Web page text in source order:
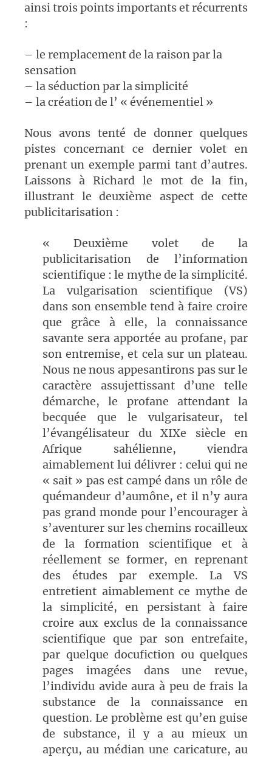
ainsi trois points importants et récurrents
:
– le remplacement de la raison par la
sensation
– la séduction par la simplicité
– la création de l’ « événementiel »
Nous avons tenté de donner quelques
pistes concernant ce dernier volet en
prenant un exemple parmi tant d’autres.
Laissons à Richard le mot de la fin,
illustrant le deuxième aspect de cette
publicitarisation :
« Deuxième volet de la
publicitarisation de l’information
scientifique : le mythe de la simplicité.
La vulgarisation scientifique (VS)
dans son ensemble tend à faire croire
que grâce à elle, la connaissance
savante sera apportée au profane, par
son entremise, et cela sur un plateau.
Nous ne nous appesantirons pas sur le
caractère assujettissant d’une telle
démarche, le profane attendant la
becquée que le vulgarisateur, tel
l’évangélisateur du XIXe siècle en
Afrique sahélienne, viendra
aimablement lui délivrer : celui qui ne
« sait » pas est campé dans un rôle de
quémandeur d’aumône, et il n’y aura
pas grand monde pour l’encourager à
s’aventurer sur les chemins rocailleux
de la formation scientifique et à
réellement se former, en reprenant
des études par exemple. La VS
entretient aimablement ce mythe de
la simplicité, en persistant à faire
croire aux exclus de la connaissance
scientifique que par son entrefaite,
par quelque docufiction ou quelques
pages imagées dans une revue,
l’individu avide aura à peu de frais la
substance de la connaissance en
question. Le problème est qu’en guise
de substance, il y a au mieux un
aperçu, au médian une caricature, au